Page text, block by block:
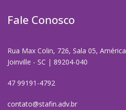
Fale Conosco
Rua Max Colin, 726, Sala 05, América
Joinville - SC | 89204-040
47 99191-4792
contato@stafin.adv.br